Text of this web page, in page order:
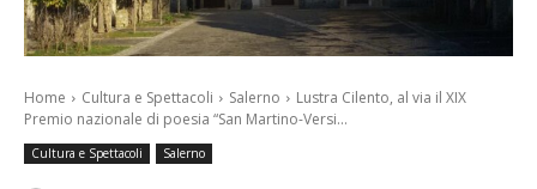
Home Cultura e Spettacoli Salerno
Lustra Cilento, al via il XIX
Premio nazionale di poesia “San Martino-Versi...
Cultura e Spettacoli Salerno